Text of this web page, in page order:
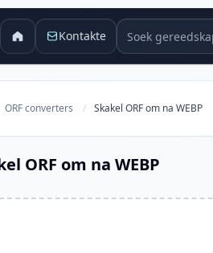
Kontakte Soek gereedskap
ORF converters / Skakel ORF om na WEBP
ORF om na WEBP